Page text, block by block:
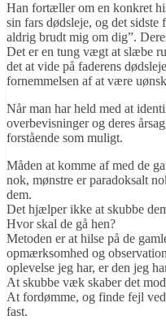
Han fortæller om en konkret
sin fars dødsleje, og det sidste
aldrig brudt mig om dig”.
Det er en tung vægt at slæbe
det at vide på faderens
fornemmelsen af at være
Når man har held med at
overbevisninger og deres
forstående som muligt.
Måden at komme af med de
nok, mønstre er paradoksalt
dem.
Det hjælper ikke at skubbe
Hvor skal de gå hen?
Metoden er at hilse på de
opmærksomhed og
oplevelse jeg har, er den jeg
At skubbe væk skaber det
At fordømme, og finde fejl
fast.